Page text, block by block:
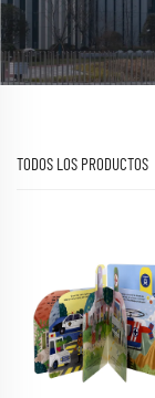
TODOS LOS PRODUCTOS